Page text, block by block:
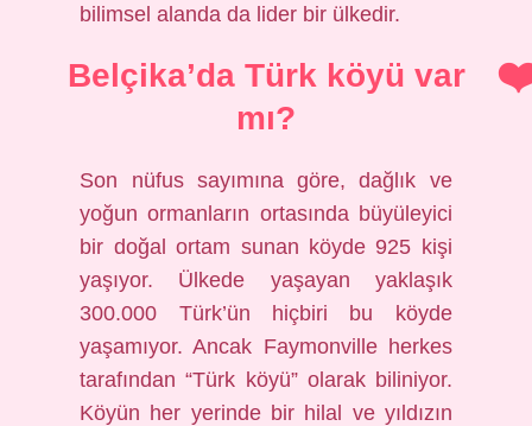
bilimsel alanda da lider bir ülkedir.
Belçika’da Türk köyü var
mı?
Son nüfus sayımına göre, dağlık ve
yoğun ormanların ortasında büyüleyici
bir doğal ortam sunan köyde 925 kişi
yaşıyor. Ülkede yaşayan yaklaşık
300.000 Türk’ün hiçbiri bu köyde
yaşamıyor. Ancak Faymonville herkes
tarafından “Türk köyü” olarak biliniyor.
Köyün her yerinde bir hilal ve yıldızın